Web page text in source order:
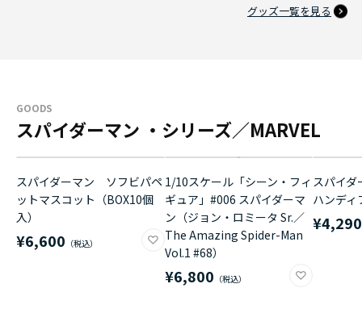
グッズ一覧を見る
GOODS
スパイダーマン ・シリーズ／MARVEL
スパイダーマン ソフビパペ
ットマスコット（BOX10個
入）
¥6,600
1/10スケール「シーン・フィ
ギュア」#006 スパイダーマ
ン（ジョン・ロミータ Sr.／
The Amazing Spider-Man
Vol.1 #68）
¥6,800
スパイ
ハンディ
¥4,290